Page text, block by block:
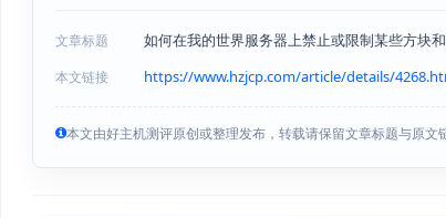
文章标题 如何在我的世界服务器上禁止或限制某些方块
本文链接 https://www.hzjcp.com/article/details/
本文由好主机测评原创或整理发布，转载请保留文章标题与原文